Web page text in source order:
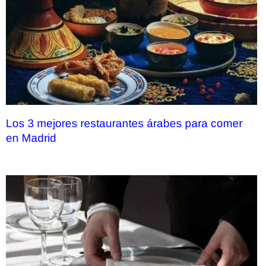
Los 3 mejores restaurantes árabes para comer
en Madrid